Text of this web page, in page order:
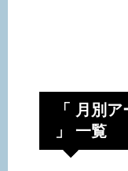
「 月別
」 一覧